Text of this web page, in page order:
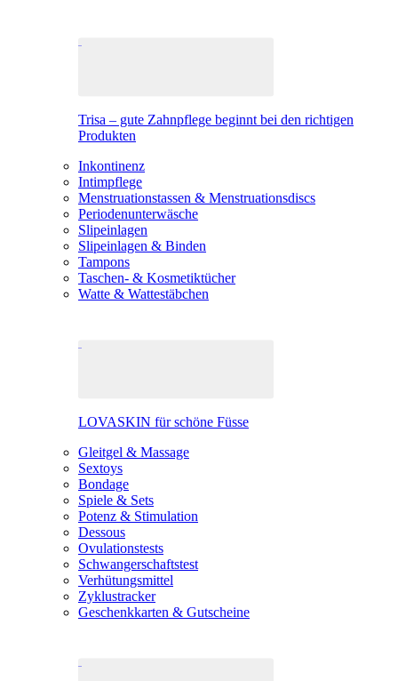
Trisa – gute Zahnpflege beginnt bei den richtigen
Produkten
Inkontinenz
Intimpflege
Menstruationstassen & Menstruationsdiscs
Periodenunterwäsche
Slipeinlagen
Slipeinlagen & Binden
Tampons
Taschen- & Kosmetiktücher
Watte & Wattestäbchen
LOVASKIN für schöne Füsse
Gleitgel & Massage
Sextoys
Bondage
Spiele & Sets
Potenz & Stimulation
Dessous
Ovulationstests
Schwangerschaftstest
Verhütungsmittel
Zyklustracker
Geschenkkarten & Gutscheine